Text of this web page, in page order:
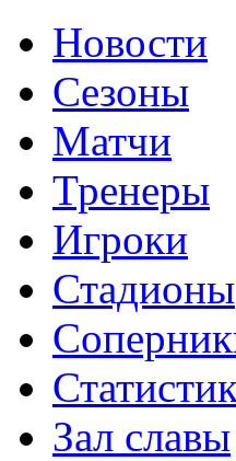
Новости
Сезоны
Матчи
Тренеры
Игроки
Стадионы
Зал славы